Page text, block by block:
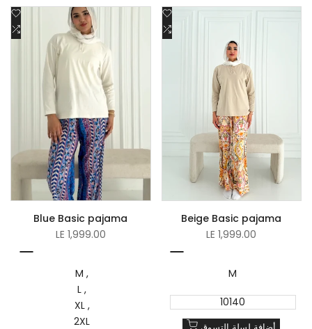
Add
Wishlist
Compare
Blue Basic pajama
Sale
price
LE 1,999.00
M
L
XL
2XL
Add
to
Add
Beige Basic pajama
Sale
price
LE 1,999.00
M
10140